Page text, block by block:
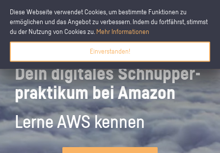
Diese Webseite verwendet Cookies, um bestimmte Funktionen zu
ermöglichen und das Angebot zu verbessern. Indem du fortfährst, stimmst
du der Nutzung von Cookies zu. Mehr Informationen
Einverstanden!
Dein digitales Schnupper­
praktikum bei Amazon
Lerne AWS kennen